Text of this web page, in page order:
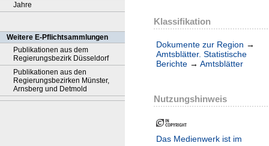
Jahre
Weitere E-Pflichtsammlungen
Publikationen aus dem
Regierungsbezirk Düsseldorf
Publikationen aus den
Regierungsbezirken Münster,
Arnsberg und Detmold
Klassifikation
Dokumente zur Region →
Amtsblätter. Statistische
Berichte → Amtsblätter
Nutzungshinweis
Das Medienwerk ist im